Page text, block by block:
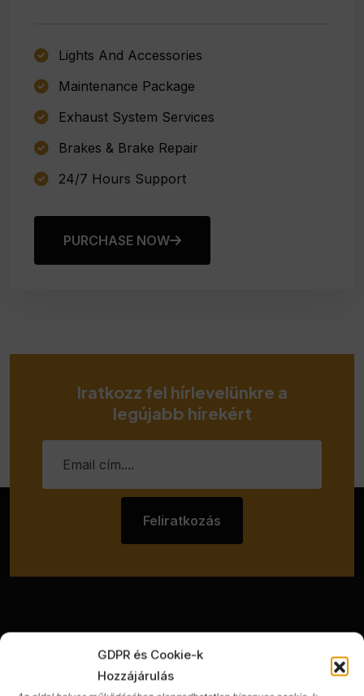
GDPR és Cookie-k
Hozzájárulás
Lights And Accessories
Maintenance Package
Exhaust System Services
Brakes & Brake Repair
24/7 Hours Support
PURCHASE NOW
Iratkozz fel hírlevelünkre a
legújabb hírekért
Feliratkozás